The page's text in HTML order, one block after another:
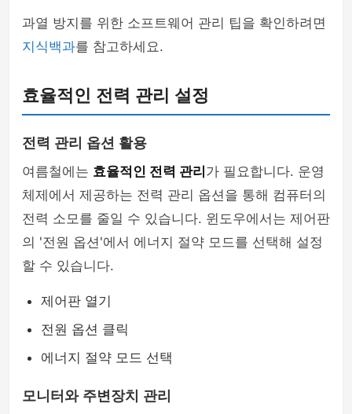
과열 방지를 위한 소프트웨어 관리 팁을 확인하려면
지식백과를 참고하세요.
효율적인 전력 관리 설정
전력 관리 옵션 활용
여름철에는 효율적인 전력 관리 가 필요합니다. 운영
체제에서 제공하는 전력 관리 옵션을 통해 컴퓨터의
전력 소모를 줄일 수 있습니다. 윈도우에서는 제어판
의 '전원 옵션'에서 에너지 절약 모드를 선택해 설정
할 수 있습니다.
제어판 열기
전원 옵션 클릭
에너지 절약 모드 선택
모니터와 주변장치 관리